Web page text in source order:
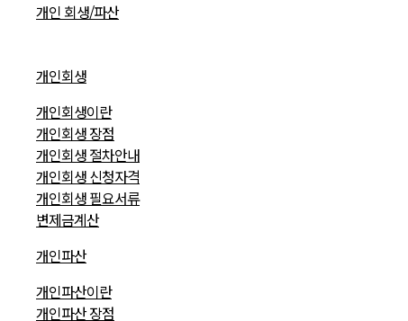
개인 회생/파산
개인회생
개인회생이란
개인회생 장점
개인회생 절차안내
개인회생 신청자격
개인회생 필요서류
변제금계산
개인파산
개인파산이란
개인파산 장점